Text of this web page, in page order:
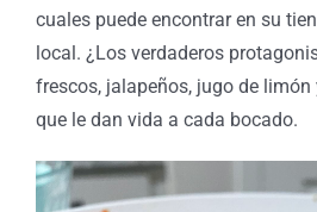
cuales puede encontrar en su
local. ¿Los verdaderos
frescos, jalapeños, jugo de
que le dan vida a cada bocado.